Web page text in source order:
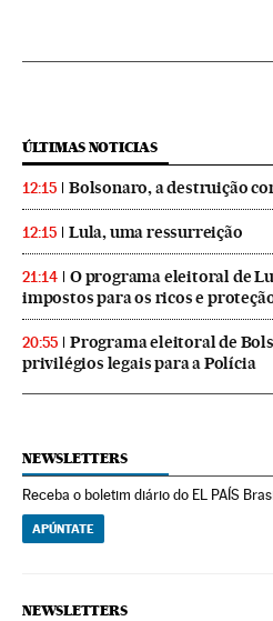
ÚLTIMAS NOTICIAS
12:15 Bolsonaro, a destruição
12:15 Lula, uma ressurreição
21:14
O programa eleitoral de
impostos para os ricos e
20:55
Programa eleitoral de
privilégios legais para a Polícia
NEWSLETTERS
Receba o boletim diário do EL PAÍS
APÚNTATE
NEWSLETTERS